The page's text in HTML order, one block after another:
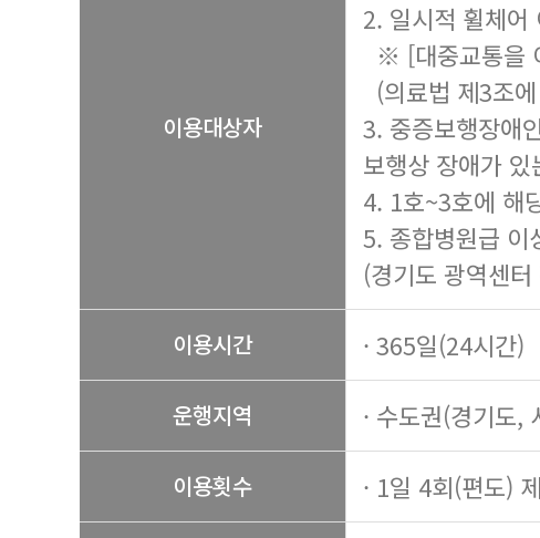
이용대상자
2. 일시적 휠체어
※ [대중교통을
(의료법 제3조
3. 중증보행장애
보행상 장애가 있
4. 1호~3호에 해
5. 종합병원급 이
(경기도 광역센
이용시간 · 365일(24시간)
운행지역 · 수도권(경기도,
이용횟수 · 1일 4회(편도)